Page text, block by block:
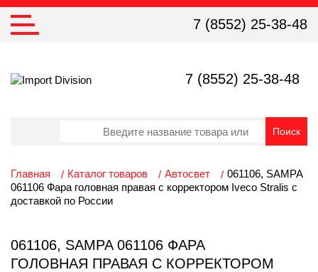
7 (8552) 25-38-48
7 (8552) 25-38-48
Главная Каталог товаров Автосвет
061106, SAMPA
061106 Фара головная правая с корректором Iveco Stralis с
доставкой по России
061106, SAMPA 061106 ФАРА
ГОЛОВНАЯ ПРАВАЯ С КОРРЕКТОРОМ